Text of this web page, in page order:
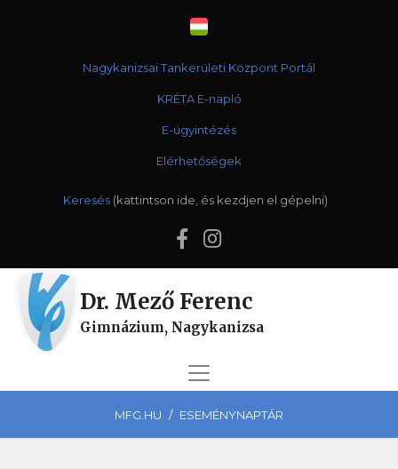
Nagykanizsai Tankerületi Központ Portál
KRÉTA E-napló
E-ügyintézés
Elérhetőségek
Keresés
Dr. Mező Ferenc
Gimnázium, Nagykanizsa
MFG.HU ESEMÉNYNAPTÁR